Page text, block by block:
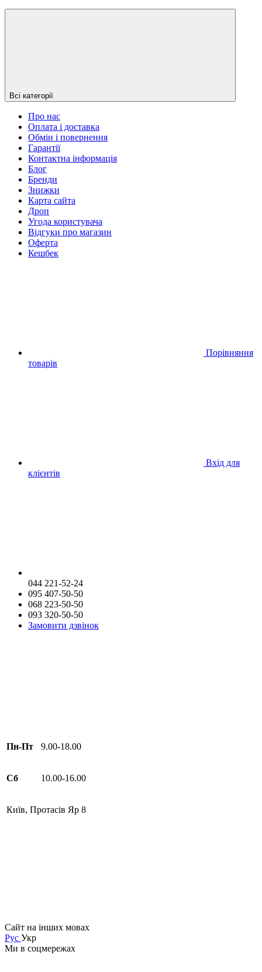
Всі категорії
Про нас
Оплата і доставка
Обмін і повернення
Гарантії
Контактна інформація
Блог
Бренди
Знижки
Карта сайта
Дроп
Угода користувача
Відгуки про магазин
Оферта
Кешбек
Порівняння
товарів
Вхід для
клієнтів
044 221-52-24
095 407-50-50
068 223-50-50
093 320-50-50
Замовити дзвінок
Пн-Пт 9.00-18.00
Сб 10.00-16.00
Київ, Протасів Яр 8
Сайт на інших мовах
Рус Укр
Ми в соцмережах